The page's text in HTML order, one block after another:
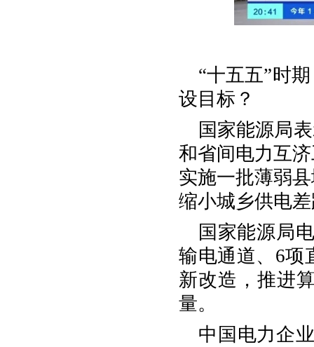
“十五五”时
设目标？
国家能源局
和省间电力互
实施一批薄弱
缩小城乡供电
国家能源局
输电通道、6项
新改造，推进
量。
中国电力企